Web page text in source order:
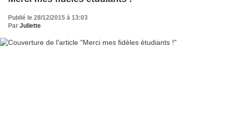
Publié le 28/12/2015 à 13:03
Par Juliette